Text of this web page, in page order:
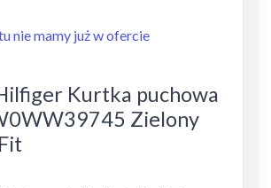
nie mamy już w ofercie
Kurtka puchowa
Zielony